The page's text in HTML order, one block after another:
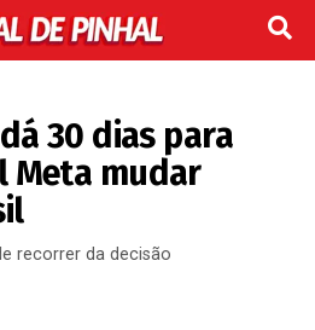
30 dias para
Meta mudar
recorrer da decisão